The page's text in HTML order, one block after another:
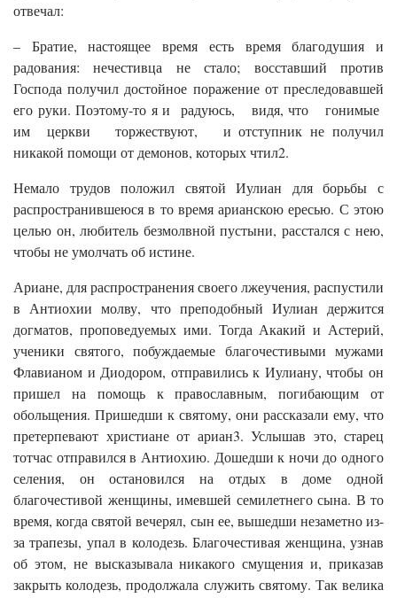
отвечал:
– Братие, настоящее время есть время благодушия и
радования: нечестивца не стало; восставший против
Господа получил достойное поражение от преследовавшей
его руки. Поэтому-то я и радуюсь, видя, что гонимые
им церкви торжествуют, и отступник не получил
никакой помощи от демонов, которых чтил2.
Немало трудов положил святой Иулиан для борьбы с
распространившеюся в то время арианскою ересью. С этою
целью он, любитель безмолвной пустыни, расстался с нею,
чтобы не умолчать об истине.
Ариане, для распространения своего лжеучения, распустили
в Антиохии молву, что преподобный Иулиан держится
догматов, проповедуемых ими. Тогда Акакий и Астерий,
ученики святого, побуждаемые благочестивыми мужами
Флавианом и Диодором, отправились к Иулиану, чтобы он
пришел на помощь к православным, погибающим от
обольщения. Пришедши к святому, они рассказали ему, что
претерпевают христиане от ариан3. Услышав это, старец
тотчас отправился в Антиохию. Дошедши к ночи до одного
селения, он остановился на отдых в доме одной
благочестивой женщины, имевшей семилетнего сына. В то
время, когда святой вечерял, сын ее, вышедши незаметно из-
за трапезы, упал в колодезь. Благочестивая женщина, узнав
об этом, не высказывала никакого смущения и, приказав
закрыть колодезь, продолжала служить святому. Так велика